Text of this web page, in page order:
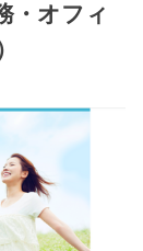
・オフィ